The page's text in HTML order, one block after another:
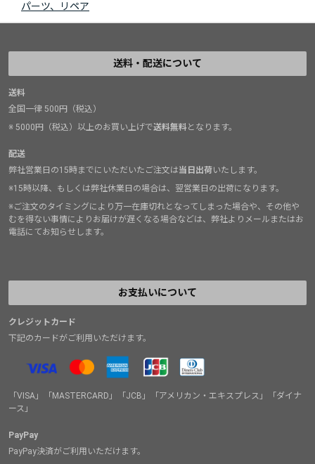
パーツ、リペア
送料・配送について
送料
全国一律 500円（税込）
※ 5000円（税込）以上のお買い上げで送料無料となります。
配送
弊社営業日の15時までにいただいたご注文は当日出荷いたします。
※15時以降、もしくは弊社休業日の場合は、翌営業日の出荷になります。
※ご注文のタイミングにより万一在庫切れとなってしまった場合や、その他や
むを得ない事情によりお届けが遅くなる場合などは、弊社よりメールまたはお
電話にてお知らせします。
お支払いについて
クレジットカード
下記のカードがご利用いただけます。
「VISA」「MASTERCARD」「JCB」「アメリカン・エキスプレス」「ダイナ
ース」
PayPay
PayPay決済がご利用いただけます。